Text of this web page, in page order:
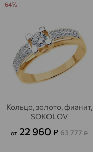
Кольцо, золото, фианит,
SOKOLOV
от 22 960₽ 63 777₽
64%